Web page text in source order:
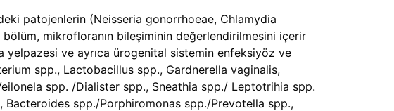
patojenlerin (Neisseria gonorrhoeae, Chlamydia
mikrofloranın bileşiminin değerlendirilmesini içerir
ve ayrıca ürogenital sistemin enfeksiyöz ve
spp., Lactobacillus spp., Gardnerella vaginalis,
spp. /Dialister spp., Sneathia spp./ Leptotrihia spp.
spp./Porphiromonas spp./Prevotella spp.,